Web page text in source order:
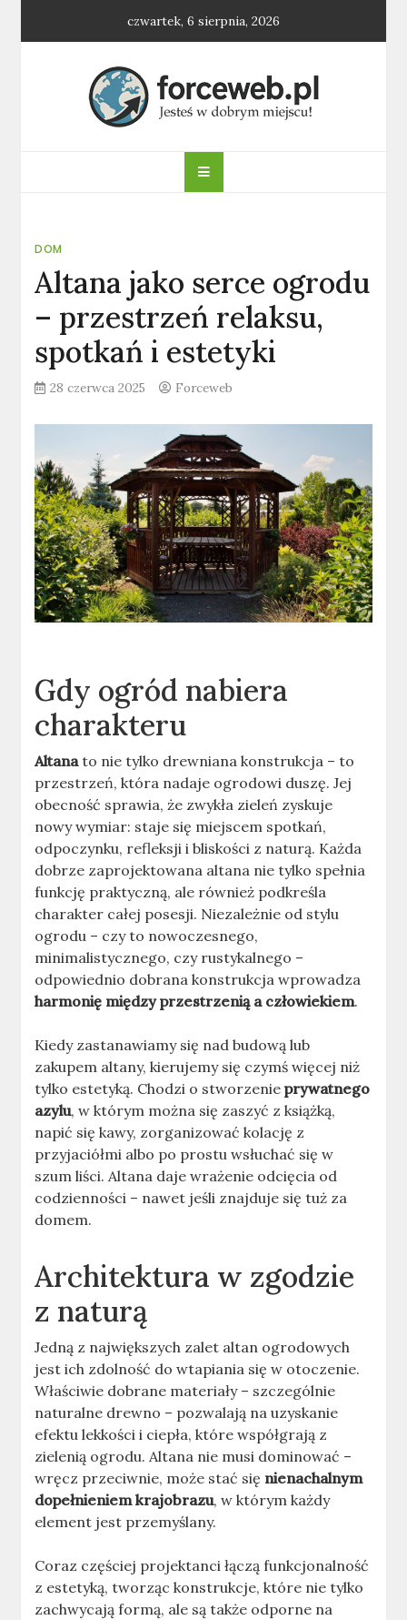
czwartek, 6 sierpnia, 2026
forceweb.pl
DOM
Altana jako serce ogrodu
– przestrzeń relaksu,
spotkań i estetyki
28 czerwca 2025 Forceweb
Gdy ogród nabiera
charakteru
Altanato nie tylko drewniana konstrukcja – to
przestrzeń, która nadaje ogrodowi duszę. Jej
obecność sprawia, że zwykła zieleń zyskuje
nowy wymiar: staje się miejscem spotkań,
odpoczynku, refleksji i bliskości z naturą. Każda
dobrze zaprojektowana altana nie tylko spełnia
funkcję praktyczną, ale również podkreśla
charakter całej posesji. Niezależnie od stylu
ogrodu – czy to nowoczesnego,
minimalistycznego, czy rustykalnego –
odpowiednio dobrana konstrukcja wprowadza
harmonię między przestrzenią a człowiekiem.
Kiedy zastanawiamy się nad budową lub
zakupem altany, kierujemy się czymś więcej niż
tylko estetyką. Chodzi o stworzenieprywatnego
azylu, w którym można się zaszyć z książką,
napić się kawy, zorganizować kolację z
przyjaciółmi albo po prostu wsłuchać się w
szum liści. Altana daje wrażenie odcięcia od
codzienności – nawet jeśli znajduje się tuż za
domem.
Architektura w zgodzie
z naturą
Jedną z największych zalet altan ogrodowych
jest ich zdolność do wtapiania się w otoczenie.
Właściwie dobrane materiały – szczególnie
naturalne drewno – pozwalają na uzyskanie
efektu lekkości i ciepła, które współgrają z
zielenią ogrodu. Altana nie musi dominować –
wręcz przeciwnie, może stać się nienachalnym
dopełnieniem krajobrazu, w którym każdy
element jest przemyślany.
Coraz częściej projektanci łączą funkcjonalność
z estetyką, tworząc konstrukcje, które nie tylko
zachwycają formą, ale są także odporne na